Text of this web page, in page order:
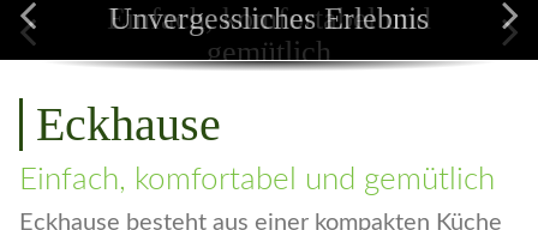
Einfach, komfortabel und
gemütlich
Eckhause
Einfach, komfortabel und gemütlich